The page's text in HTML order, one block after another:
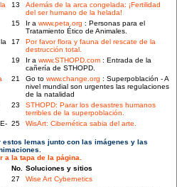
13
Además de la arca congelada: ¡Fertilidad
del ser humano de la helada!
15 Ir a www.peta.org : Personas para el
Tratamiento Ético de Animales.
17
Por favor flora y fauna del rescate de la
destrucción total.
19 Ir a www.STHOPD.com : Entrada de la
cañería de STHOPD.
21 Go to www.change.org : Superpoblación - A
nivel mundial son urgentes las regulaciones
de la natalidad
23
STHOPD: Parar los desastres humanos
terribles de la superpoblación.
25 WisArt: Cibernética sabia del arte.
estos lemas junto con las imágenes y las
a la tapa de la página.
No. Soluciones y sitios
27 Wise Art Cybernetics